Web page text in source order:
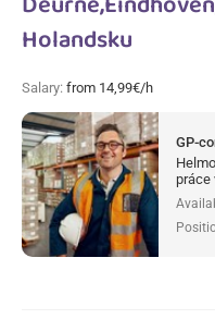
Holandsku
Salary: from 14,99€/h
GP-
práce